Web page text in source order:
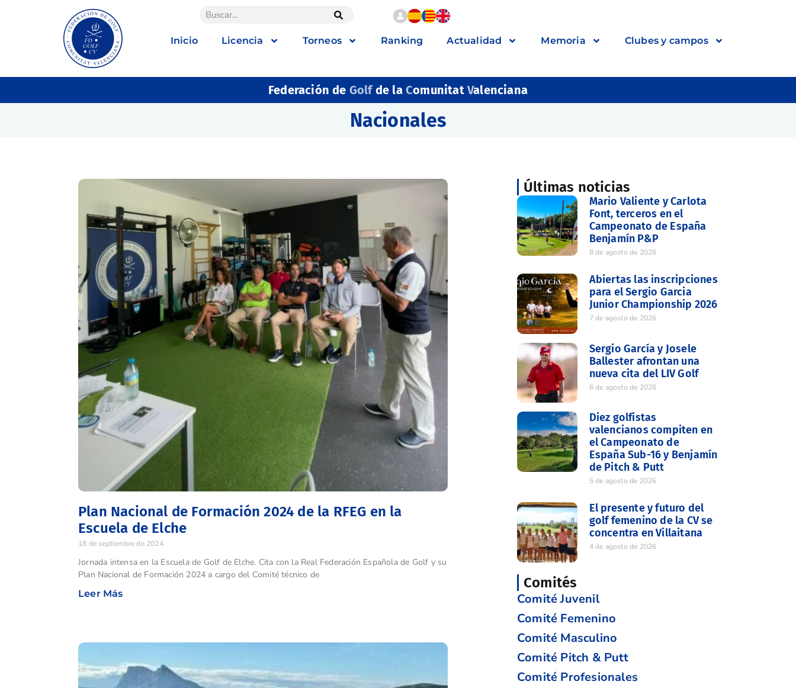
Inicio Licencia Torneos Ranking Actualidad Memoria Clubes y campos
Federación de Golfde la ComunitatValenciana
Nacionales
Plan Nacional de Formación 2024 de la RFEG en la
Escuela de Elche
18 de septiembre de 2024
Jornada intensa en la Escuela de Golf de Elche. Cita con la Real Federación Española de Golf y su
Plan Nacional de Formación 2024 a cargo del Comité técnico de
Leer Más
Últimas noticias
Mario Valiente y Carlota
Font, terceros en el
Campeonato de España
Benjamín P&P
8 de agosto de 2026
Abiertas las inscripciones
para el Sergio Garcia
Junior Championship 2026
7 de agosto de 2026
Sergio García y Josele
Ballester afrontan una
nueva cita del LIV Golf
6 de agosto de 2026
Diez golfistas
valencianos compiten en
el Campeonato de
España Sub-16 y Benjamín
de Pitch & Putt
5 de agosto de 2026
El presente y futuro del
golf femenino de la CV se
concentra en Villaitana
4 de agosto de 2026
Comités
Comité Juvenil
Comité Femenino
Comité Masculino
Comité Pitch & Putt
Comité Profesionales